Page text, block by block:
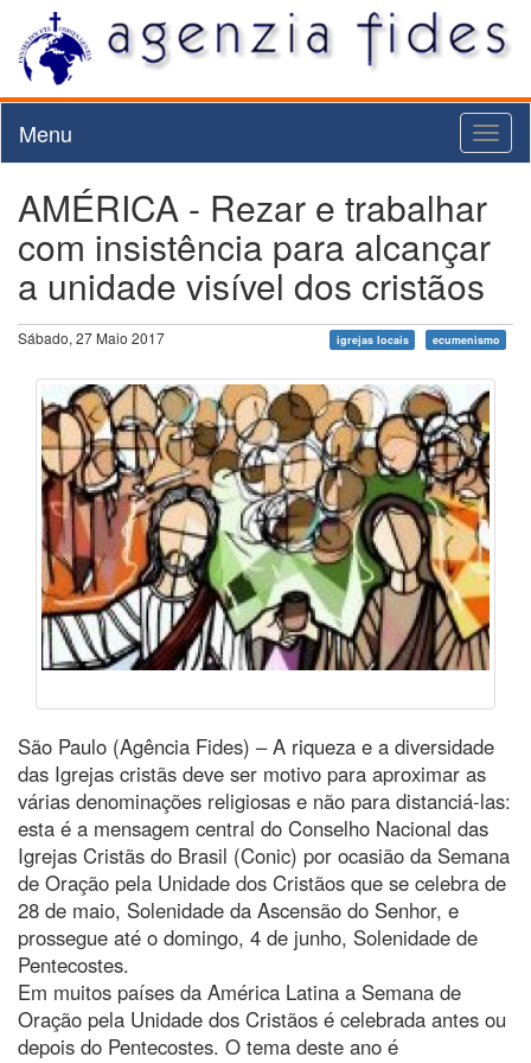
Menu
AMÉRICA - Rezar e trabalhar
com insistência para alcançar
a unidade visível dos cristãos
Sábado, 27 Maio 2017 igrejas locais ecumenismo
São Paulo (Agência Fides) – A riqueza e a diversidade
das Igrejas cristãs deve ser motivo para aproximar as
várias denominações religiosas e não para distanciá-las:
esta é a mensagem central do Conselho Nacional das
Igrejas Cristãs do Brasil (Conic) por ocasião da Semana
de Oração pela Unidade dos Cristãos que se celebra de
28 de maio, Solenidade da Ascensão do Senhor, e
prossegue até o domingo, 4 de junho, Solenidade de
Pentecostes.
Em muitos países da América Latina a Semana de
Oração pela Unidade dos Cristãos é celebrada antes ou
depois do Pentecostes. O tema deste ano é